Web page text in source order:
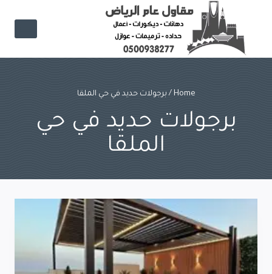
content
Home
/ برجولات حديد في حي الملقا
برجولات حديد في حي
الملقا